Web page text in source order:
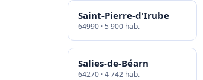
Saint-Pierre-d'Irube
64990 · 5 900 hab.
Salies-de-Béarn
64270 · 4 742 hab.